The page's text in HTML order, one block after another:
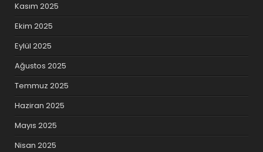
Kasım 2025
Ekim 2025
Eylül 2025
Ağustos 2025
Temmuz 2025
Haziran 2025
Mayıs 2025
Nisan 2025